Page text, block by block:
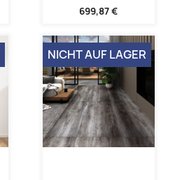
699,87 €
NICHT AUF LAGER